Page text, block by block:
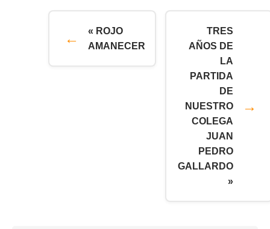
« ROJO
AMANECER
TRES
AÑOS DE
LA
PARTIDA
DE
NUESTRO
COLEGA
JUAN
PEDRO
GALLARDO
»